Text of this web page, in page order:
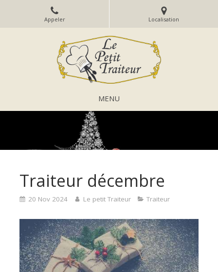
Appeler Localisation
MENU
Traiteur décembre
20 Nov 2024 Le petit Traiteur Traiteur